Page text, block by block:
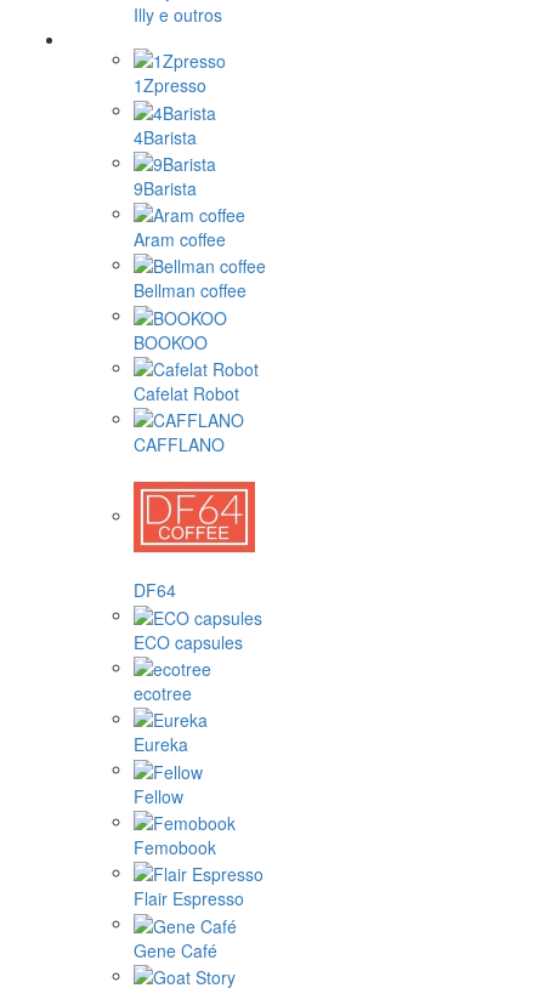
Illy e outros
1Zpresso
4Barista
9Barista
Aram coffee
Bellman coffee
BOOKOO
Cafelat Robot
CAFFLANO
DF64
ECO capsules
ecotree
Eureka
Fellow
Femobook
Flair Espresso
Gene Café